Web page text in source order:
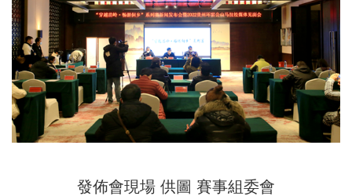
發佈會現場 供圖 賽事組委會